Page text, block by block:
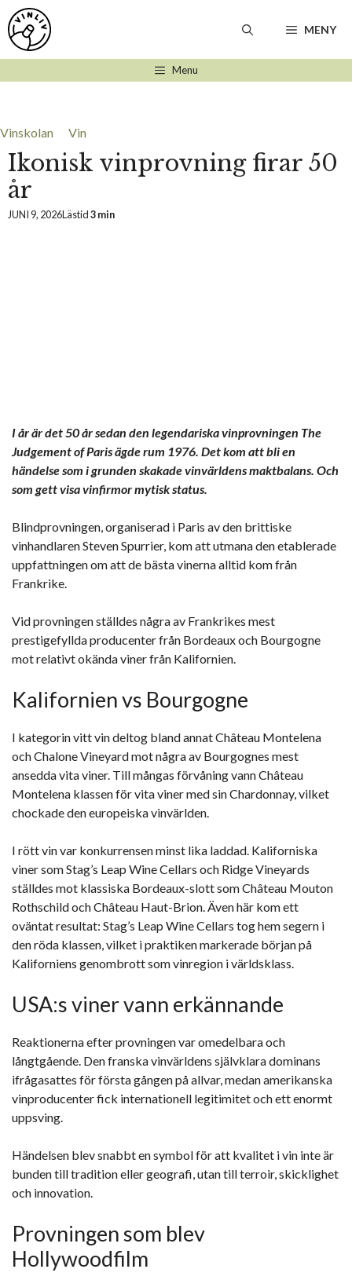
Hoppa
till
innehåll
MENY
Menu
Vinskolan Vin
Ikonisk vinprovning firar 50
år
JUNI 9, 2026Lästid3 min
I år är det 50 år sedan den legendariska vinprovningen The
Judgement of Paris ägde rum 1976. Det kom att bli en
händelse som i grunden skakade vinvärldens maktbalans. Och
som gett visa vinfirmor mytisk status.
Blindprovningen, organiserad i Paris av den brittiske
vinhandlaren Steven Spurrier, kom att utmana den etablerade
uppfattningen om att de bästa vinerna alltid kom från
Frankrike.
Vid provningen ställdes några av Frankrikes mest
prestigefyllda producenter från Bordeaux och Bourgogne
mot relativt okända viner från Kalifornien.
Kalifornien vs Bourgogne
I kategorin vitt vin deltog bland annat Château Montelena
och Chalone Vineyard mot några av Bourgognes mest
ansedda vita viner. Till mångas förvåning vann Château
Montelena klassen för vita viner med sin Chardonnay, vilket
chockade den europeiska vinvärlden.
I rött vin var konkurrensen minst lika laddad. Kaliforniska
viner som Stag’s Leap Wine Cellars och Ridge Vineyards
ställdes mot klassiska Bordeaux-slott som Château Mouton
Rothschild och Château Haut-Brion. Även här kom ett
oväntat resultat: Stag’s Leap Wine Cellars tog hem segern i
den röda klassen, vilket i praktiken markerade början på
Kaliforniens genombrott som vinregion i världsklass.
USA:s viner vann erkännande
Reaktionerna efter provningen var omedelbara och
långtgående. Den franska vinvärldens självklara dominans
ifrågasattes för första gången på allvar, medan amerikanska
vinproducenter fick internationell legitimitet och ett enormt
uppsving.
Händelsen blev snabbt en symbol för att kvalitet i vin inte är
bunden till tradition eller geografi, utan till terroir, skicklighet
och innovation.
Provningen som blev
Hollywoodfilm